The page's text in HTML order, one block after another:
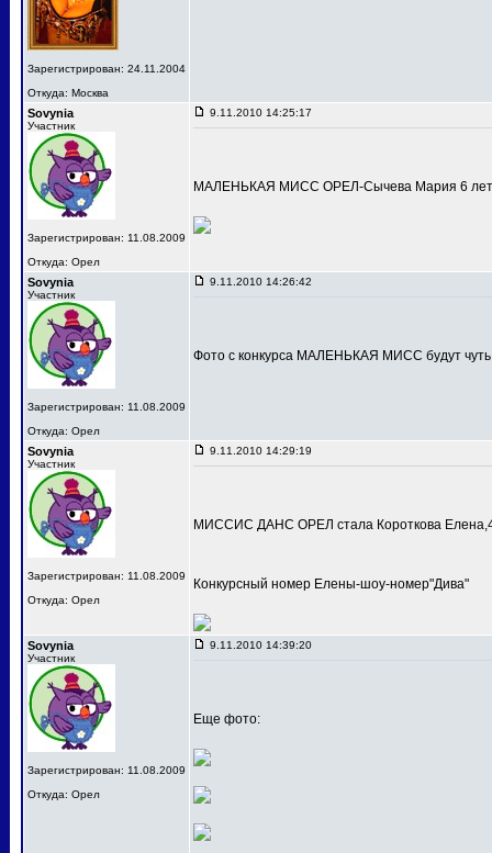
Зарегистрирован: 24.11.2004
Откуда: Москва
Sovynia
Участник
Зарегистрирован: 11.08.2009
Откуда: Орел
9.11.2010 14:25:17
МАЛЕНЬКАЯ МИСС ОРЕЛ-Сычева Мария 6
Sovynia
Участник
Зарегистрирован: 11.08.2009
Откуда: Орел
9.11.2010 14:26:42
Фото с конкурса МАЛЕНЬКАЯ МИСС будут
Sovynia
Участник
Зарегистрирован: 11.08.2009
Откуда: Орел
9.11.2010 14:29:19
МИССИС ДАНС ОРЕЛ стала Короткова
Конкурсный номер Елены-шоу-номер"Дива"
Sovynia
Участник
Зарегистрирован: 11.08.2009
Откуда: Орел
9.11.2010 14:39:20
Еще фото: